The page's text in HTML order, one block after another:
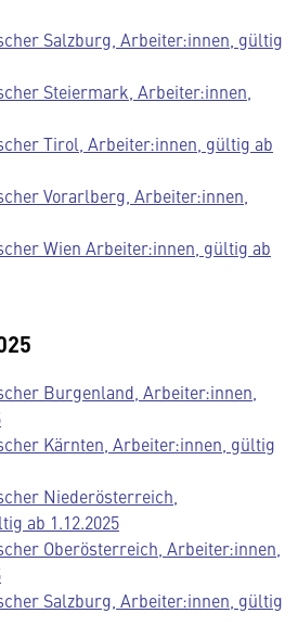
Salzburg, Arbeiter:innen, gültig
Steiermark, Arbeiter:innen,
Tirol, Arbeiter:innen, gültig ab
Vorarlberg, Arbeiter:innen,
Wien Arbeiter:innen, gültig ab
Burgenland, Arbeiter:innen,
Kärnten, Arbeiter:innen, gültig
Niederösterreich,
ab 1.12.2025
Oberösterreich, Arbeiter:innen,
Salzburg, Arbeiter:innen, gültig